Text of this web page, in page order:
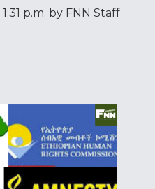
p.m. by FNN Staff